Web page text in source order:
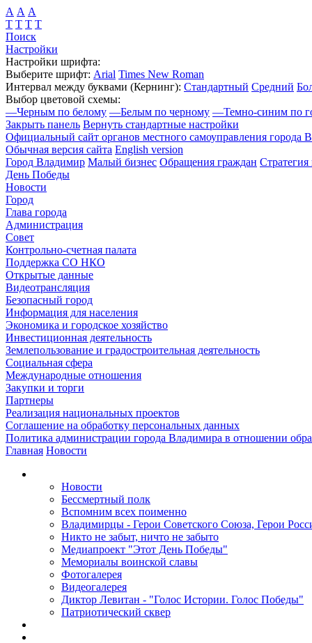
А А А
Т Т Т Т
Поиск
Настройки
Настройки шрифта:
Выберите шрифт: Arial Times New Roman
Интервал между буквами (Кернинг): Стандартный Средний
Выбор цветовой схемы:
—Черным по белому —Белым по черному —Темно-синим по
Закрыть панель Вернуть стандартные настройки
Официальный сайт органов местного самоуправления города
Обычная версия сайта English version
Город Владимир Малый бизнес Обращения граждан Стратегия
День Победы
Новости
Город
Глава города
Администрация
Совет
Контрольно-счетная палата
Поддержка СО НКО
Открытые данные
Видеотрансляция
Безопасный город
Информация для населения
Экономика и городское хозяйство
Инвестиционная деятельность
Землепользование и градостроительная деятельность
Социальная сфера
Международные отношения
Закупки и торги
Партнеры
Реализация национальных проектов
Соглашение на обработку персональных данных
Политика администрации города Владимира в отношении
Главная Новости
Новости
Бессмертный полк
Вспомним всех поименно
Владимирцы - Герои Советского Союза, Герои
Никто не забыт, ничто не забыто
Медиапроект "Этот День Победы"
Мемориалы воинской славы
Фотогалерея
Видеогалерея
Диктор Левитан - "Голос Истории. Голос Победы"
Патриотический сквер